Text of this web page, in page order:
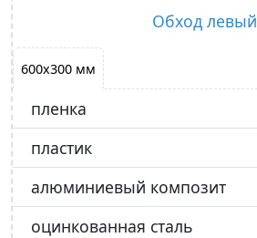
Обход левый
600х300 мм
пленка
пластик
алюминиевый композит
оцинкованная сталь